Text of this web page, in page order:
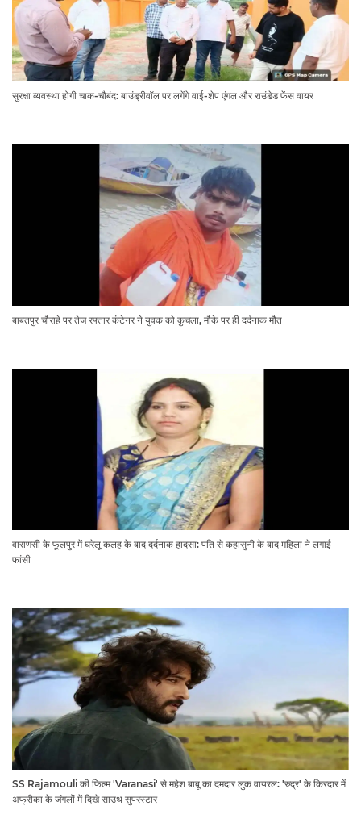
सुरक्षा व्यवस्था होगी चाक-चौबंद: बाउंड्रीवॉल पर लगेंगे वाई-शेप एंगल और राउंडेड फेंस वायर
बाबतपुर चौराहे पर तेज रफ्तार कंटेनर ने युवक को कुचला, मौके पर ही दर्दनाक मौत
वाराणसी के फूलपुर में घरेलू कलह के बाद दर्दनाक हादसा: पति से कहासुनी के बाद महिला ने लगाई
फांसी
SS Rajamouli की फिल्म 'Varanasi' से महेश बाबू का दमदार लुक वायरल: 'रुद्र' के किरदार में
अफ्रीका के जंगलों में दिखे साउथ सुपरस्टार